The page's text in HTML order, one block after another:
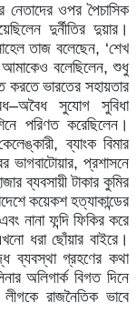
নেতাদের ওপর পৈচাসিক
দুর্নীতির দুয়ার।
তাজ বলেছেন, ‘শেখ
আমাকেও বলেছিলেন,শুধু
করতে ভারতের সহায়তার
–অবৈধ সুযোগ
সুবিধা
পরিণত করেছিলেন।
,ব্যাংক বিমার
ভাগবাটোয়ার,প্রশাসনে
ব্যবসায়ী টাকার কুমির
কয়েকশ হত্যাকান্ডের
এবং নানা ফন্দি ফিকির করে
ধরা ছোঁয়ার বাইরে।
ব্যবস্থা গ্রহণের কথা
অলিগার্ক বিগত দিনে
লীগকে রাজনৈতিক ভাবে